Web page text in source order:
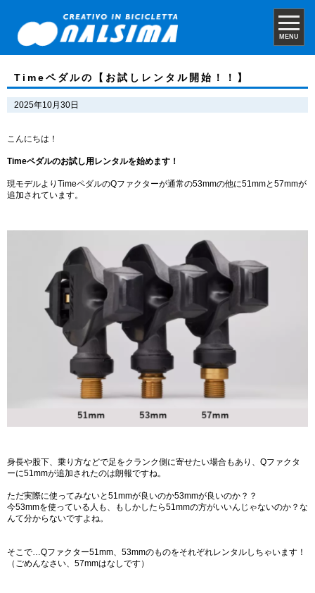
MENU
Timeペダルの【お試しレンタル開始！！】
2025年10月30日
こんにちは！
Timeペダルのお試し用レンタルを始めます！
現モデルよりTimeペダルのQファクターが通常の53mmの他に51mmと57mmが
追加されています。
身長や股下、乗り方などで足をクランク側に寄せたい場合もあり、Qファクタ
ーに51mmが追加されたのは朗報ですね。
ただ実際に使ってみないと51mmが良いのか53mmが良いのか？？
今53mmを使っている人も、もしかしたら51mmの方がいいんじゃないのか？な
んて分からないですよね。
そこで…Qファクター51mm、53mmのものをそれぞれレンタルしちゃいます！
（ごめんなさい、57mmはなしです）